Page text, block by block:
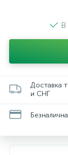
В
Доставка
и СНГ